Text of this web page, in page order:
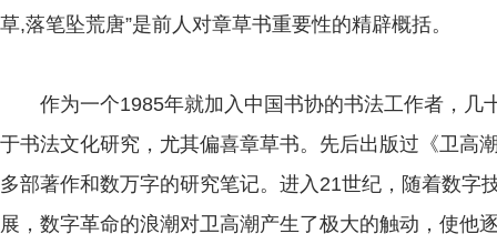
草,落笔坠荒唐”是前人对章草书重要性的精辟概括。
作为一个1985年就加入中国书协的书法工作者，几
于书法文化研究，尤其偏喜章草书。先后出版过《卫高
多部著作和数万字的研究笔记。进入21世纪，随着数字
展，数字革命的浪潮对卫高潮产生了极大的触动，使他